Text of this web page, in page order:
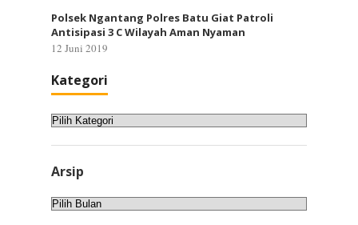
Polsek Ngantang Polres Batu Giat Patroli
Antisipasi 3 C Wilayah Aman Nyaman
12 Juni 2019
Kategori
Kategori
Arsip
Arsip